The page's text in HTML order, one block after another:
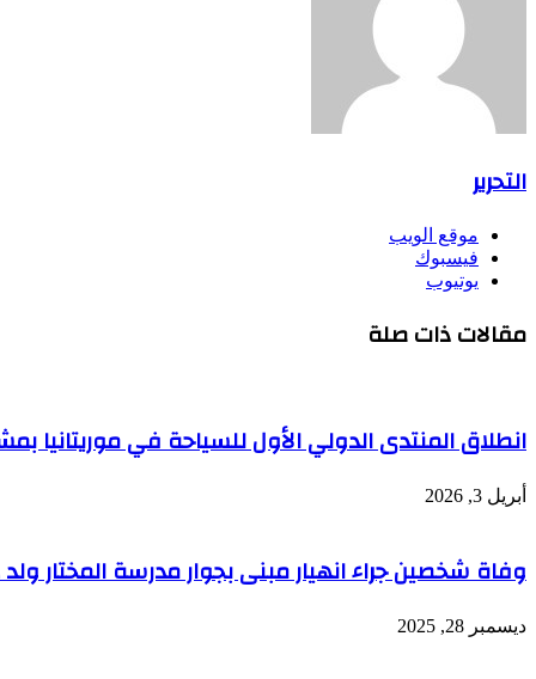
التحرير
موقع الويب
فيسبوك
يوتيوب
مقالات ذات صلة
انطلاق المنتدى الدولي الأول للسياحة في موريتانيا
أبريل 3, 2026
وفاة شخصين جراء انهيار مبنى بجوار مدرسة المختار ولد
ديسمبر 28, 2025